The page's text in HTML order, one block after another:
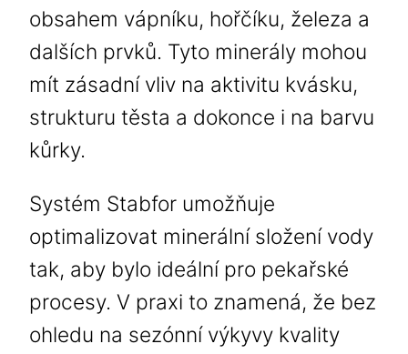
obsahem vápníku, hořčíku, železa a
dalších prvků. Tyto minerály mohou
mít zásadní vliv na aktivitu kvásku,
strukturu těsta a dokonce i na barvu
kůrky.
Systém Stabfor umožňuje
optimalizovat minerální složení vody
tak, aby bylo ideální pro pekařské
procesy. V praxi to znamená, že bez
ohledu na sezónní výkyvy kvality